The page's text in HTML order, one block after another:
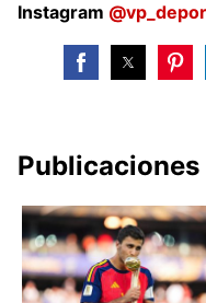
Instagram